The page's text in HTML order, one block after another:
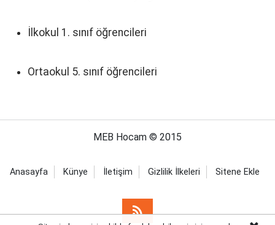
İlkokul 1. sınıf öğrencileri
Ortaokul 5. sınıf öğrencileri
MEB Hocam © 2015
Anasayfa Künye İletişim Gizlilik İlkeleri Sitene Ekle